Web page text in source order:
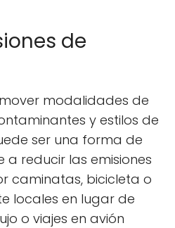
de
modalidades de
y estilos de
ser una forma de
a reducir las emisiones
caminatas, bicicleta o
locales en lugar de
o viajes en avión